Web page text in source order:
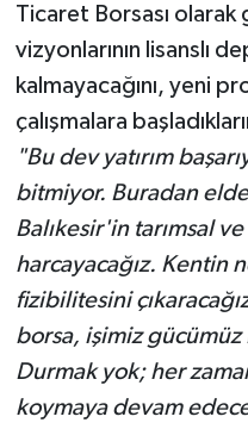
Ticaret Borsası olarak
vizyonlarının lisanslı
kalmayacağını, yeni
çalışmalara
"Bu dev yatırım
bitmiyor. Buradan
Balıkesir'in tarımsal
harcayacağız. Kentin
fizibilitesini
borsa, işimiz gücümüz
Durmak yok; her
koymaya devam